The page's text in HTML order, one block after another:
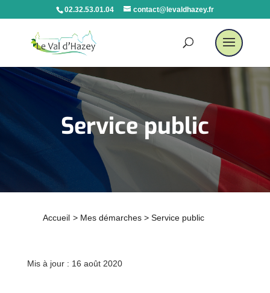
02.32.53.01.04 contact@levaldhazey.fr
Service public
Accueil > Mes démarches > Service public
Mis à jour : 16 août 2020